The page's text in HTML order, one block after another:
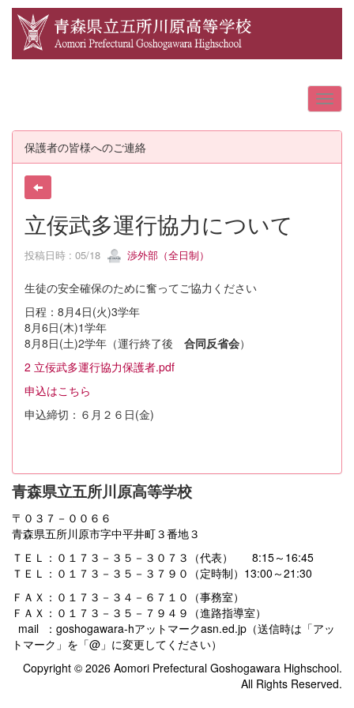
保護者の皆様へのご連絡
立佞武多運行協力について
投稿日時 : 05/18 渉外部（全日制）
生徒の安全確保のために奮ってご協力ください
日程：8月4日(火)3学年
8月6日(木)1学年
8月8日(土)2学年（運行終了後 合同反省会）
2 立佞武多運行協力保護者.pdf
申込はこちら
申込締切：６月２６日(金)
青森県立五所川原高等学校
〒０３７－００６６
青森県五所川原市字中平井町３番地３
ＴＥＬ：０１７３－３５－３０７３（代表） 8:15～16:45
ＴＥＬ：０１７３－３５－３７９０（定時制）13:00～21:30
ＦＡＸ：０１７３－３４－６７１０（事務室）
ＦＡＸ：０１７３－３５－７９４９（進路指導室）
mail ：goshogawara-hアットマークasn.ed.jp（送信時は「アッ
トマーク」を「@」に変更してください）
Copyright © 2026 Aomori Prefectural Goshogawara Highschool.
All Rights Reserved.